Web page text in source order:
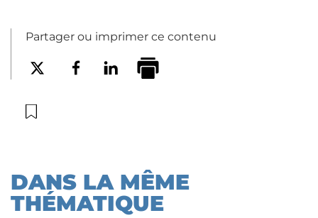
Partager ou imprimer ce contenu
DANS LA MÊME
THÉMATIQUE